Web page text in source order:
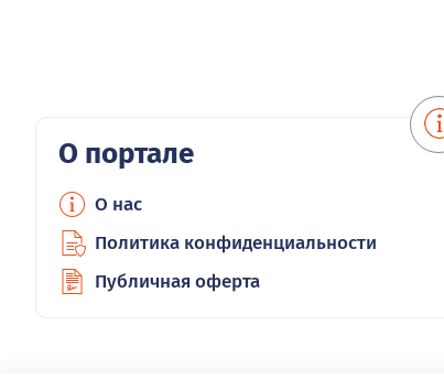
О портале
О нас
Политика конфиденциальности
Публичная оферта